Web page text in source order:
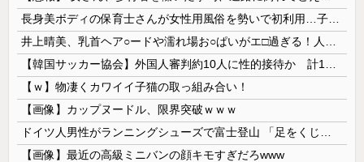
【ｗ】物凄くカワイイ子猫の取っ組み合い！
【画像】カップヌードル、限界突破ｗｗｗ
【画像】最近の高級ミニバンの顔キモすぎだろwww